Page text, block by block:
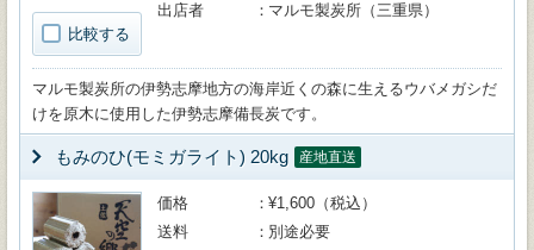
比較する
出店者
マルモ製炭所（三重県）
マルモ製炭所の伊勢志摩地方の海岸近くの森に生えるウバメガシだ
けを原木に使用した伊勢志摩備長炭です。
もみのひ(モミガライト) 20kg 産地直送
価格
¥1,600（税込）
送料
別途必要